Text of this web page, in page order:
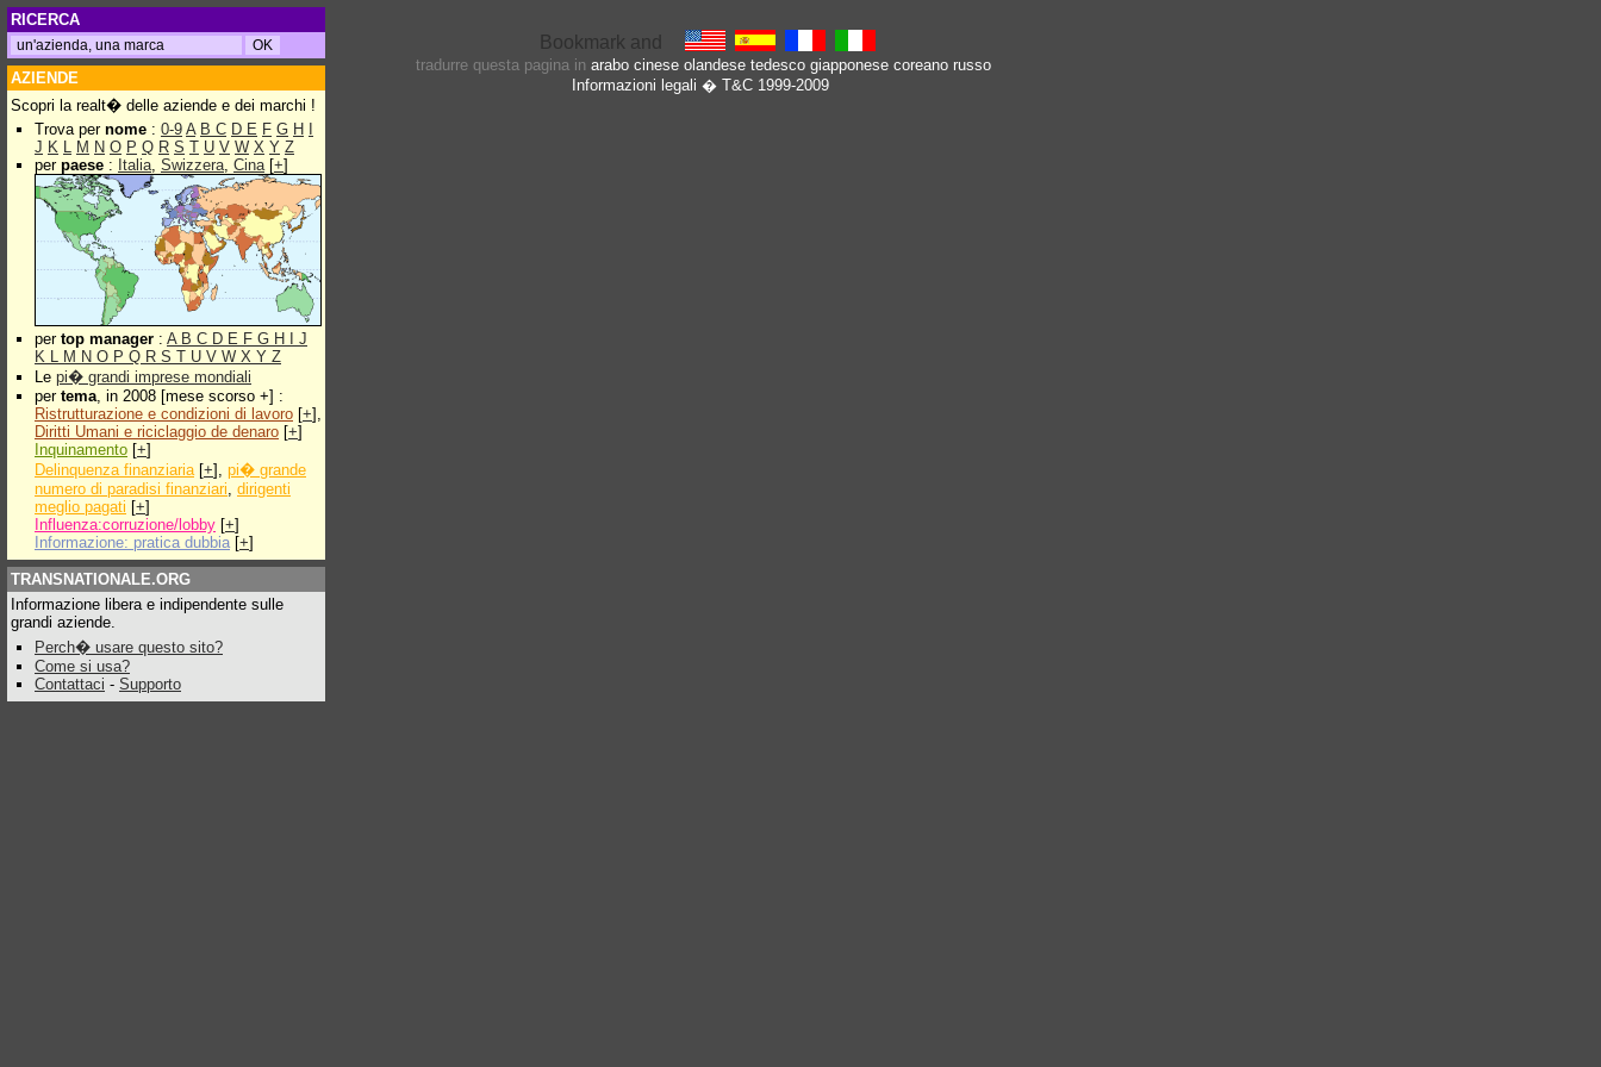
RICERCA
AZIENDE
Scopri la realt� delle aziende e dei marchi !
Trova per nome : 0-9 A B C D E F G H
J K L M N O P Q R S T U V W X Y Z
per paese : Italia, Swizzera, Cina[+]
per top manager : A B C D E F G H
J
K L M N O P Q R S T U V W X Y Z
Le pi� grandi imprese mondiali
per tema, in 2008 [mese scorso +] :
Ristrutturazione e condizioni di lavoro [+],
Diritti Umani e riciclaggio de denaro [+]
Inquinamento [+]
Delinquenza finanziaria[+], pi� grande
numero di paradisi finanziari, dirigenti
meglio pagati [+]
Influenza:corruzione/lobby [+]
Informazione: pratica dubbia [+]
TRANSNATIONALE.ORG
Informazione libera e indipendente sulle
grandi aziende.
Perch� usare questo sito?
Come si usa?
Contattaci - Supporto
tradurre questa pagina in arabo cinese olandese tedesco giapponese coreano russo
Informazioni legali � T&C 1999-2009